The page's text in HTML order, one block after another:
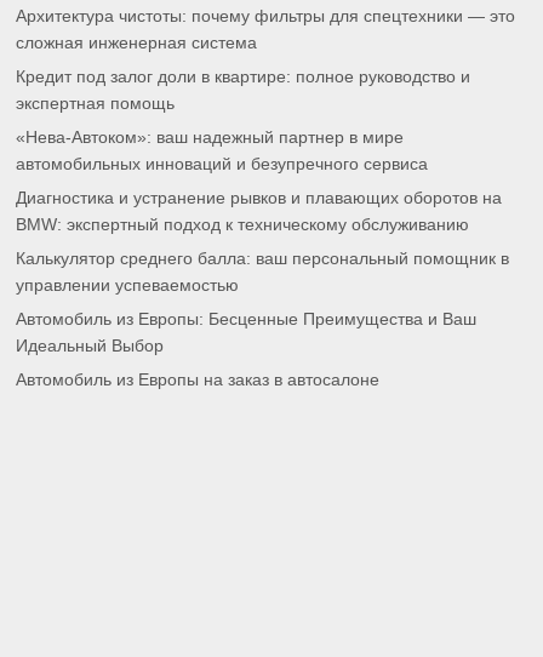
Архитектура чистоты: почему фильтры для спецтехники — это
сложная инженерная система
Кредит под залог доли в квартире: полное руководство и
экспертная помощь
«Нева-Автоком»: ваш надежный партнер в мире
автомобильных инноваций и безупречного сервиса
Диагностика и устранение рывков и плавающих оборотов на
BMW: экспертный подход к техническому обслуживанию
Калькулятор среднего балла: ваш персональный помощник в
управлении успеваемостью
Автомобиль из Европы: Бесценные Преимущества и Ваш
Идеальный Выбор
Автомобиль из Европы на заказ в автосалоне